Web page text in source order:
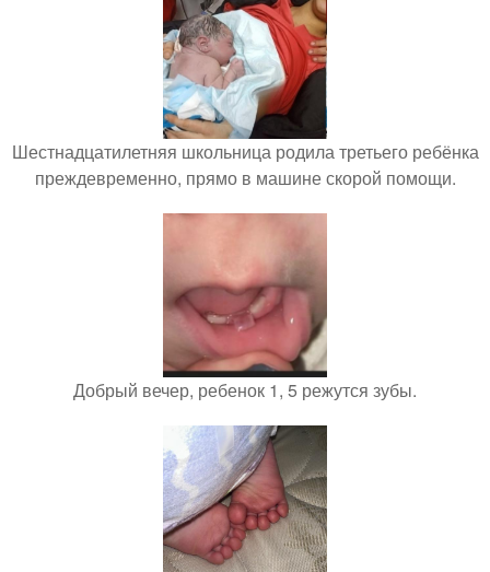
Шестнадцатилетняя школьница родила третьего ребёнка
преждевременно, прямо в машине скорой помощи.
Добрый вечер, ребенок 1, 5 режутся зубы.